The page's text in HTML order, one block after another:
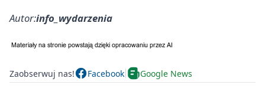
Autor:info_wydarzenia
Zaobserwuj nas! Facebook Google News